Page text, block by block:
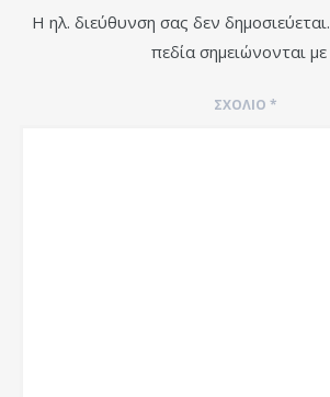
Η ηλ. διεύθυνση σας δεν δημοσιεύεται.
πεδία σημειώνονται με
ΣΧΌΛΙΟ *